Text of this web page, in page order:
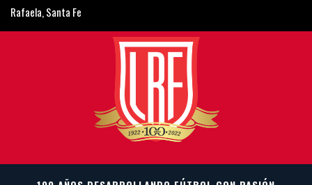
Rafaela, Santa Fe
ligarafaelina@gmail.com